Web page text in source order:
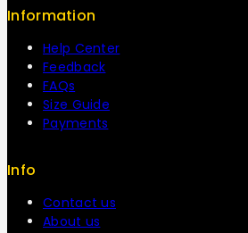
Information
Help Center
Feedback
FAQs
Size Guide
Payments
Info
Contact us
About us